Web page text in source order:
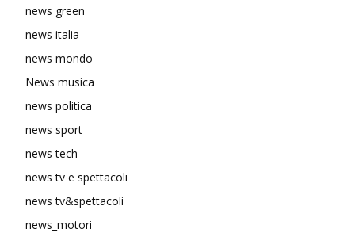
news green
news italia
news mondo
News musica
news politica
news sport
news tech
news tv e spettacoli
news tv&spettacoli
news_motori